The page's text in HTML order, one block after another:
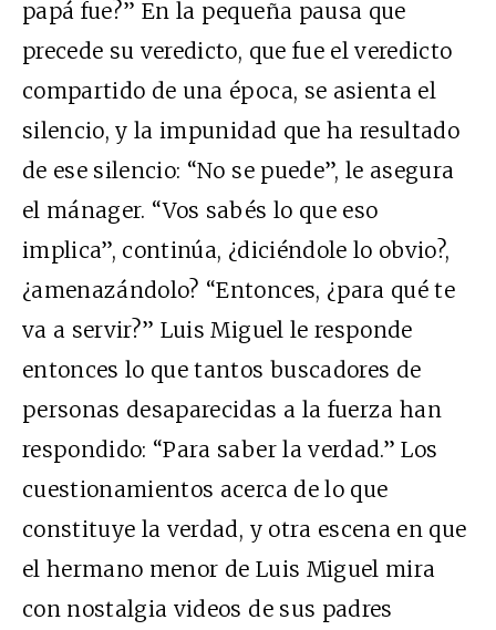
papá fue?” En la pequeña pausa que
precede su veredicto, que fue el veredicto
compartido de una época, se asienta el
silencio, y la impunidad que ha resultado
de ese silencio: “No se puede”, le asegura
el mánager. “Vos sabés lo que eso
implica”, continúa, ¿diciéndole lo obvio?,
¿amenazándolo? “Entonces, ¿para qué te
va a servir?” Luis Miguel le responde
entonces lo que tantos buscadores de
personas desaparecidas a la fuerza han
respondido: “Para saber la verdad.” Los
cuestionamientos acerca de lo que
constituye la verdad, y otra escena en que
el hermano menor de Luis Miguel mira
con nostalgia videos de sus padres